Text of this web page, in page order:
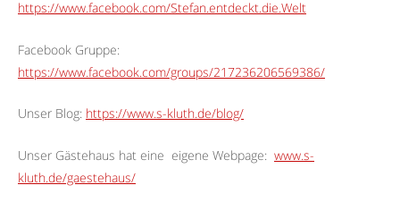
https://www.facebook.com/Stefan.entdeckt.die.Welt
Facebook Gruppe:
https://www.facebook.com/groups/217236206569386/
Unser Blog: https://www.s-kluth.de/blog/
Unser Gästehaus hat eine eigene Webpage: www.s-
kluth.de/gaestehaus/